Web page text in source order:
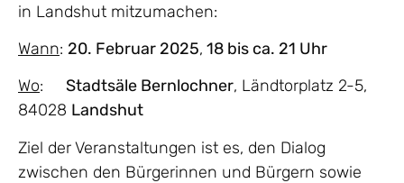
in Landshut mitzumachen:
Wann: 20. Februar 2025, 18 bis ca. 21 Uhr
Wo: Stadtsäle Bernlochner, Ländtorplatz 2-5,
84028 Landshut
Ziel der Veranstaltungen ist es, den Dialog
zwischen den Bürgerinnen und Bürgern sowie